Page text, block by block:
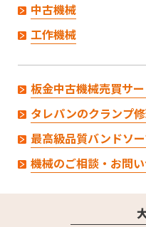
中古機械
工作機械
板金中古機械売買サ
タレパンのクランプ
最高級品質バンドソ
機械のご相談・お問